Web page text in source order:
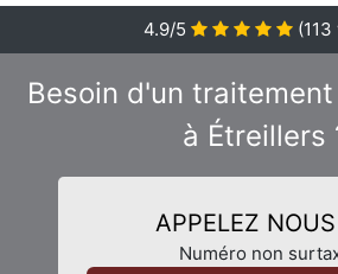
4.9/5 (113
Besoin d'un
à Étreillers
APPELEZ
Numéro non